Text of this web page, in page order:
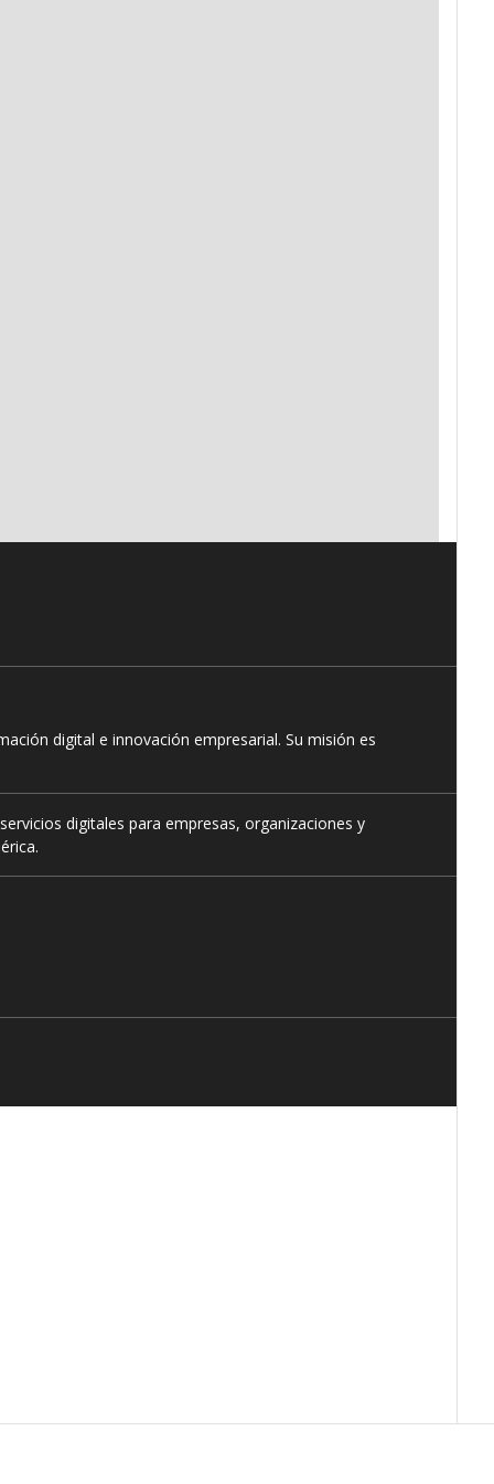
digital e innovación empresarial. Su misión es
digitales para empresas, organizaciones y